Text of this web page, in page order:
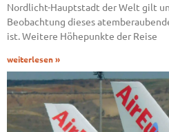
Nordlicht-Hauptstadt der Welt gilt
Beobachtung dieses
ist. Weitere Höhepunkte der Reise
weiterlesen »